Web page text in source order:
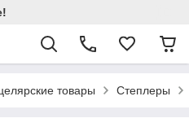
товары Степлеры